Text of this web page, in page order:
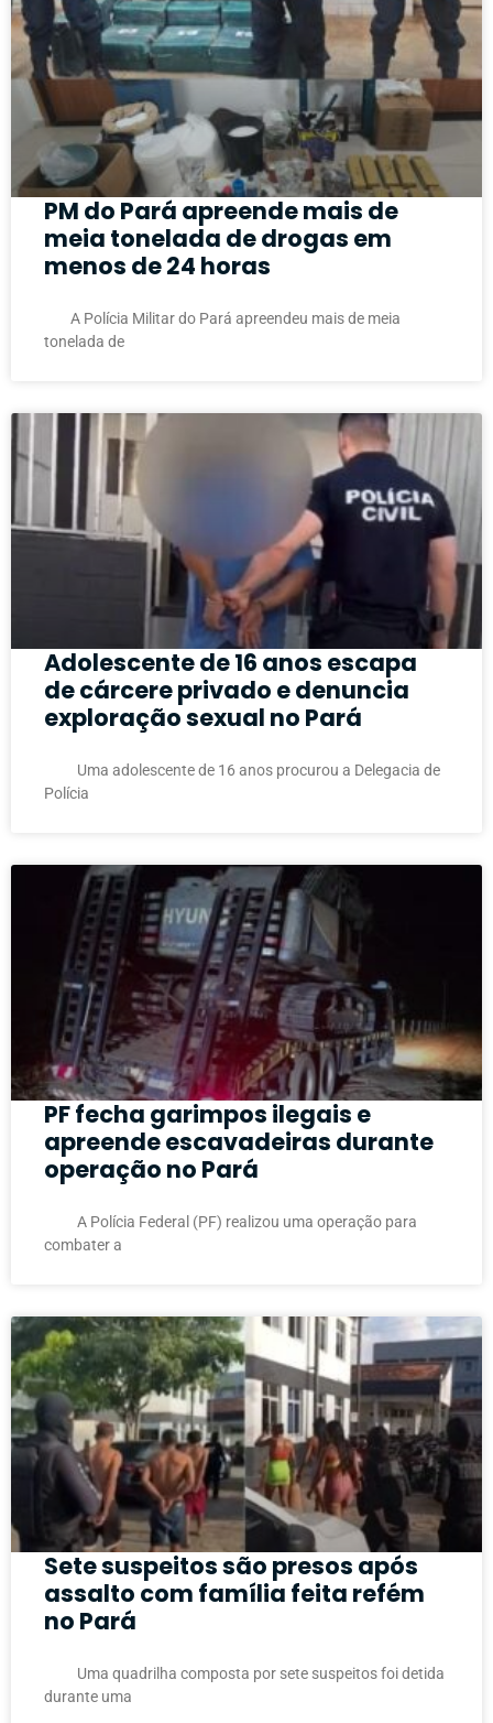
PM do Pará apreende mais de
meia tonelada de drogas em
menos de 24 horas
A Polícia Militar do Pará apreendeu mais de meia
tonelada de
Adolescente de 16 anos escapa
de cárcere privado e denuncia
exploração sexual no Pará
Uma adolescente de 16 anos procurou a Delegacia de
Polícia
PF fecha garimpos ilegais e
apreende escavadeiras durante
operação no Pará
A Polícia Federal (PF) realizou uma operação para
combater a
Sete suspeitos são presos após
assalto com família feita refém
no Pará
Uma quadrilha composta por sete suspeitos foi detida
durante uma